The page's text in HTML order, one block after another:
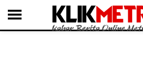
MEDAN LANGKAT DAIRI SAMOSIR